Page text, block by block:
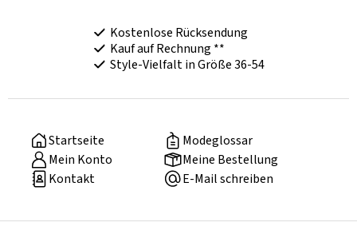
Kostenlose Rücksendung
Kauf auf Rechnung **
Style-Vielfalt in Größe 36-54
Startseite
Modeglossar
Mein Konto
Meine Bestellung
Kontakt
E-Mail schreiben